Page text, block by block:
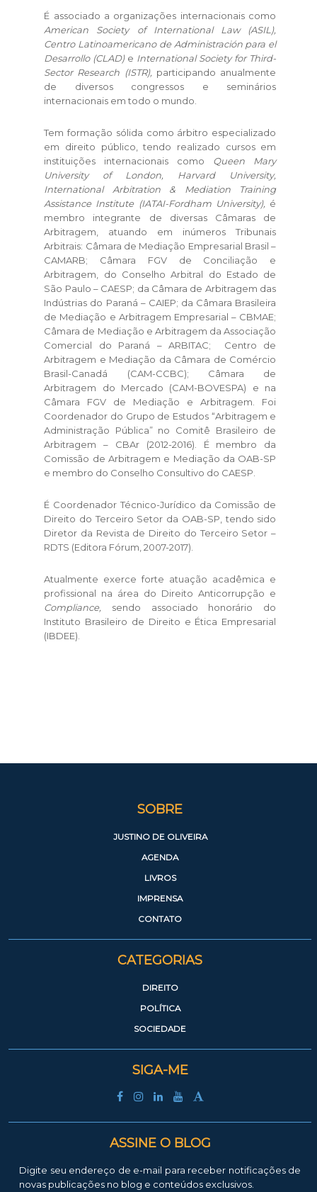
É associado a organizações internacionais como
American Society of International Law (ASIL),
Centro Latinoamericano de Administración para el
Desarrollo (CLAD) e International Society for Third-
Sector Research (ISTR), participando anualmente
de diversos congressos e seminários
internacionais em todo o mundo.
Tem formação sólida como árbitro especializado
em direito público, tendo realizado cursos em
instituições internacionais como Queen Mary
University of London, Harvard University,
International Arbitration & Mediation Training
Assistance Institute (IATAI-Fordham University), é
membro integrante de diversas Câmaras de
Arbitragem, atuando em inúmeros Tribunais
Arbitrais: Câmara de Mediação Empresarial Brasil –
CAMARB; Câmara FGV de Conciliação e
Arbitragem, do Conselho Arbitral do Estado de
São Paulo – CAESP; da Câmara de Arbitragem das
Indústrias do Paraná – CAIEP; da Câmara Brasileira
de Mediação e Arbitragem Empresarial – CBMAE;
Câmara de Mediação e Arbitragem da Associação
Comercial do Paraná – ARBITAC; Centro de
Arbitragem e Mediação da Câmara de Comércio
Brasil-Canadá (CAM-CCBC); Câmara de
Arbitragem do Mercado (CAM-BOVESPA) e na
Câmara FGV de Mediação e Arbitragem. Foi
Coordenador do Grupo de Estudos “Arbitragem e
Administração Pública” no Comitê Brasileiro de
Arbitragem – CBAr (2012-2016). É membro da
Comissão de Arbitragem e Mediação da OAB-SP
e membro do Conselho Consultivo do CAESP.
É Coordenador Técnico-Jurídico da Comissão de
Direito do Terceiro Setor da OAB-SP, tendo sido
Diretor da Revista de Direito do Terceiro Setor –
RDTS (Editora Fórum, 2007-2017).
Atualmente exerce forte atuação acadêmica e
profissional na área do Direito Anticorrupção e
Compliance, sendo associado honorário do
Instituto Brasileiro de Direito e Ética Empresarial
(IBDEE).
SOBRE
JUSTINO DE OLIVEIRA
AGENDA
LIVROS
IMPRENSA
CONTATO
CATEGORIAS
DIREITO
POLÍTICA
SOCIEDADE
SIGA-ME
ASSINE O BLOG
Digite seu endereço de e-mail para receber notificações de
novas publicações no blog e conteúdos exclusivos.